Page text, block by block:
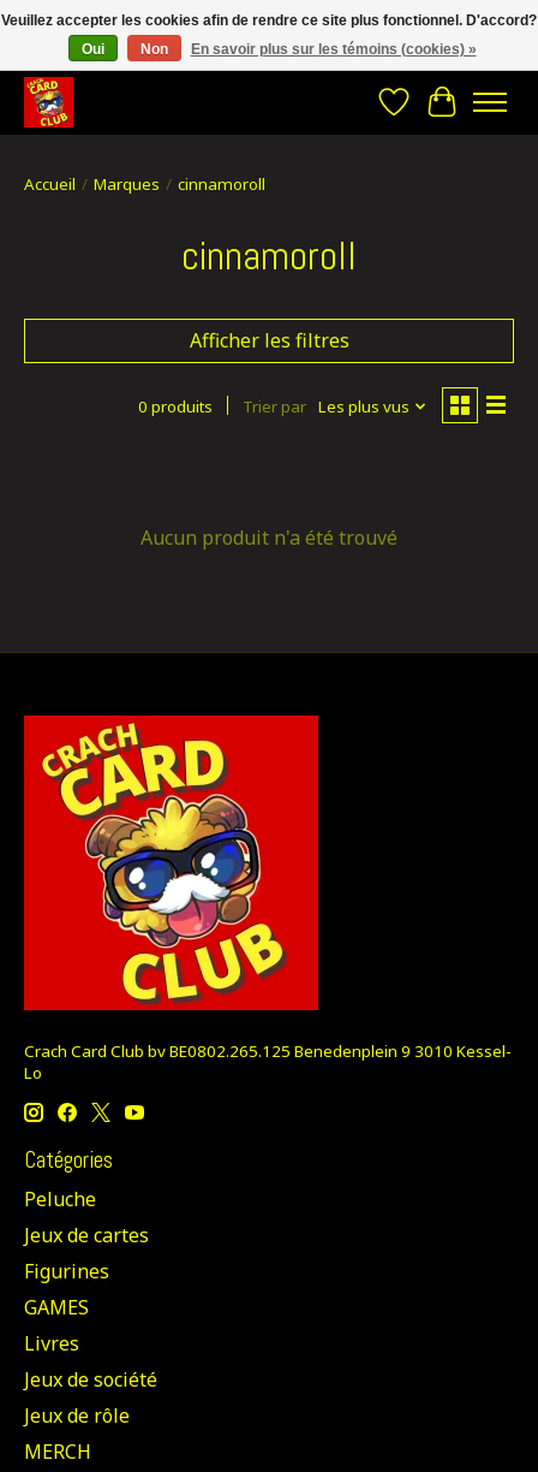
CRACH CARD CLUB , The best place to Geek out!
Liste dePanier
Accueil / Marques / cinnamoroll
cinnamoroll
Afficher les filtres
0 produits Trier par Les plus vus
Aucun produit n'a été trouvé
Crach Card Club bv BE0802.265.125 Benedenplein 9 3010 Kessel-
Lo
Catégories
Peluche
Jeux de cartes
Figurines
GAMES
Livres
Jeux de société
Jeux de rôle
MERCH
Veuillez accepter les cookies afin de rendre ce site plus fonctionnel. D'accord?
Oui
Non En savoir plus sur les témoins (cookies) »